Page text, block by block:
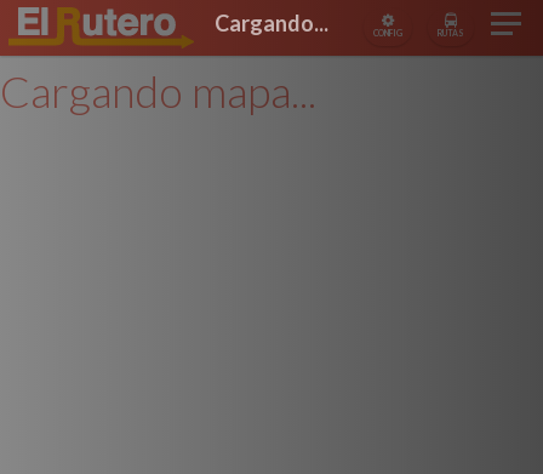
CONFIG RUTAS
Cargando...
Cargando mapa...